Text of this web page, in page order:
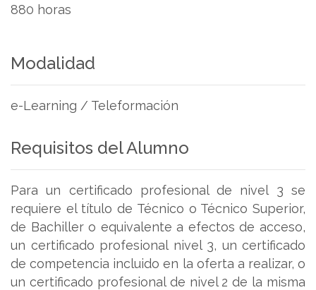
880 horas
Modalidad
e-Learning / Teleformación
Requisitos del Alumno
Para un certificado profesional de nivel 3 se
requiere el título de Técnico o Técnico Superior,
de Bachiller o equivalente a efectos de acceso,
un certificado profesional nivel 3, un certificado
de competencia incluido en la oferta a realizar, o
un certificado profesional de nivel 2 de la misma